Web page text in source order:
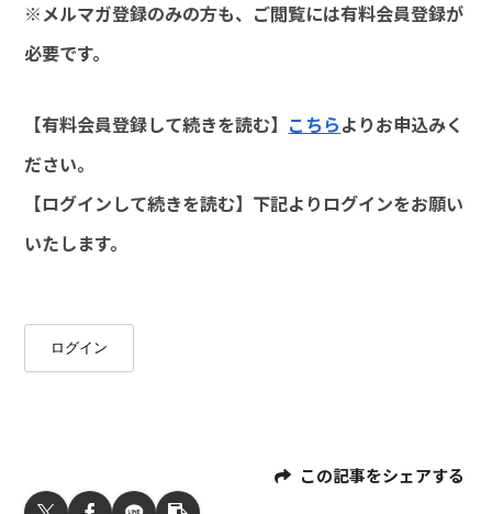
※メルマガ登録のみの方も、ご閲覧には有料会員登録が
必要です。
【有料会員登録して続きを読む】 こちらよりお申込みく
ださい。
【ログインして続きを読む】下記よりログインをお願い
いたします。
ログイン
この記事をシェアする